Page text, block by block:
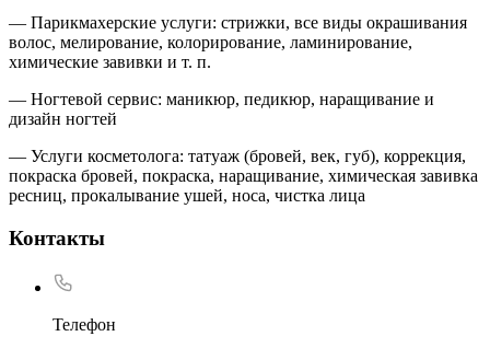
— Парикмахерские услуги: стрижки, все виды окрашивания
волос, мелирование, колорирование, ламинирование,
химические завивки и т. п.
— Ногтевой сервис: маникюр, педикюр, наращивание и
дизайн ногтей
— Услуги косметолога: татуаж (бровей, век, губ), коррекция,
покраска бровей, покраска, наращивание, химическая завивка
ресниц, прокалывание ушей, носа, чистка лица
Контакты
Телефон